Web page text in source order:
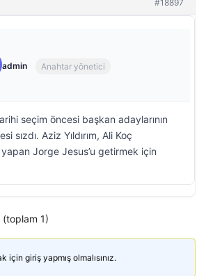
#18897
admin Anahtar yönetici
seçim öncesi başkan adaylarının
sızdı. Aziz Yıldırım, Ali Koç
Jorge Jesus’u getirmek için
(toplam 1)
için giriş yapmış olmalısınız.